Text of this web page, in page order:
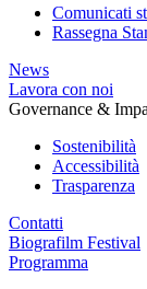
Comunicati
Rassegna
News
Lavora con noi
Governance &
Sostenibilità
Accessibilità
Trasparenza
Contatti
Biografilm Festival
Programma